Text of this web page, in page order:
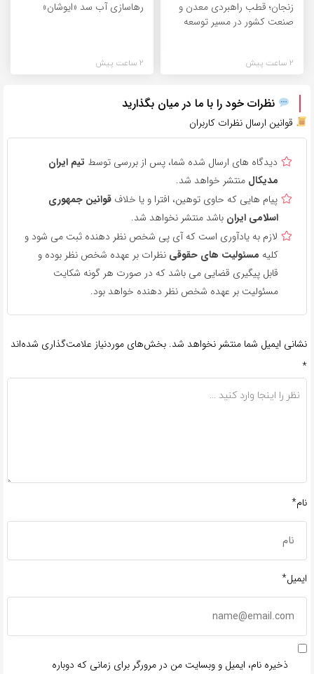
زنجان؛ قطب راهبردی معدن و
صنعت کشور در مسیر توسعه
2 ساعت پیش
رهاسازی آب سد «ایوشان»
2 ساعت پیش
نظرات خود را با ما در میان بگذارید
قوانین ارسال نظرات کاربران
دیدگاه های ارسال شده شما، پس از بررسی توسط تیم ایران
مدیکال منتشر خواهد شد.
پیام هایی که حاوی توهین، افترا و یا خلاف قوانین جمهوری
اسلامی ایران باشد منتشر نخواهد شد.
لازم به یادآوری است که آی پی شخص نظر دهنده ثبت می شود و
کلیه مسئولیت های حقوقی نظرات بر عهده شخص نظر بوده و
قابل پیگیری قضایی می باشد که در صورت هر گونه شکایت
مسئولیت بر عهده شخص نظر دهنده خواهد بود.
نشانی ایمیل شما منتشر نخواهد شد. بخش‌های موردنیاز علامت‌گذاری شده‌اند
*
نام*
ایمیل*
ذخیره نام، ایمیل و وبسایت من در مرورگر برای زمانی که دوباره